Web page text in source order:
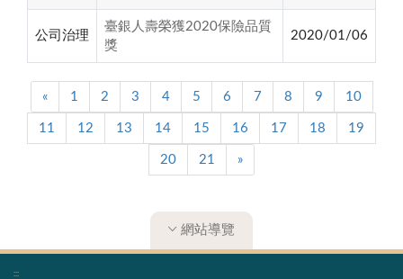
公司治理
臺銀人壽榮獲2020保險品質
獎
2020/01/06
« 1 2 3 4 5 6 7 8 9 10
11 12 13 14 15 16 17 18 19
20 21 »
網站導覽
:::